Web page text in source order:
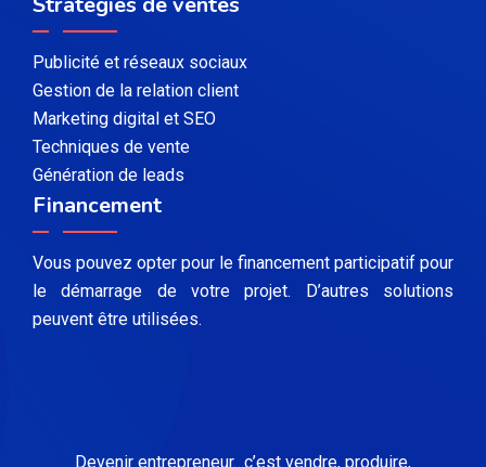
Publicité et réseaux sociaux
Gestion de la relation client
Marketing digital et SEO
Techniques de vente
Génération de leads
Financement
Vous pouvez opter pour le financement participatif pour
le démarrage de votre projet. D’autres solutions
peuvent être utilisées.
Devenir entrepreneur…c’est vendre, produire,